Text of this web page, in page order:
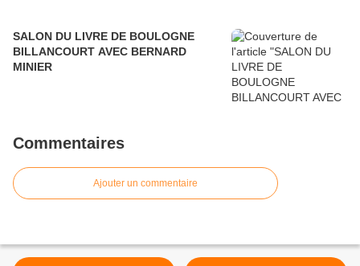
SALON DU LIVRE DE BOULOGNE
BILLANCOURT AVEC BERNARD
MINIER
Commentaires
Ajouter un commentaire